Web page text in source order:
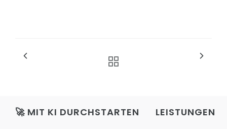
🚀 MIT KI DURCHSTARTEN
LEISTUNGEN